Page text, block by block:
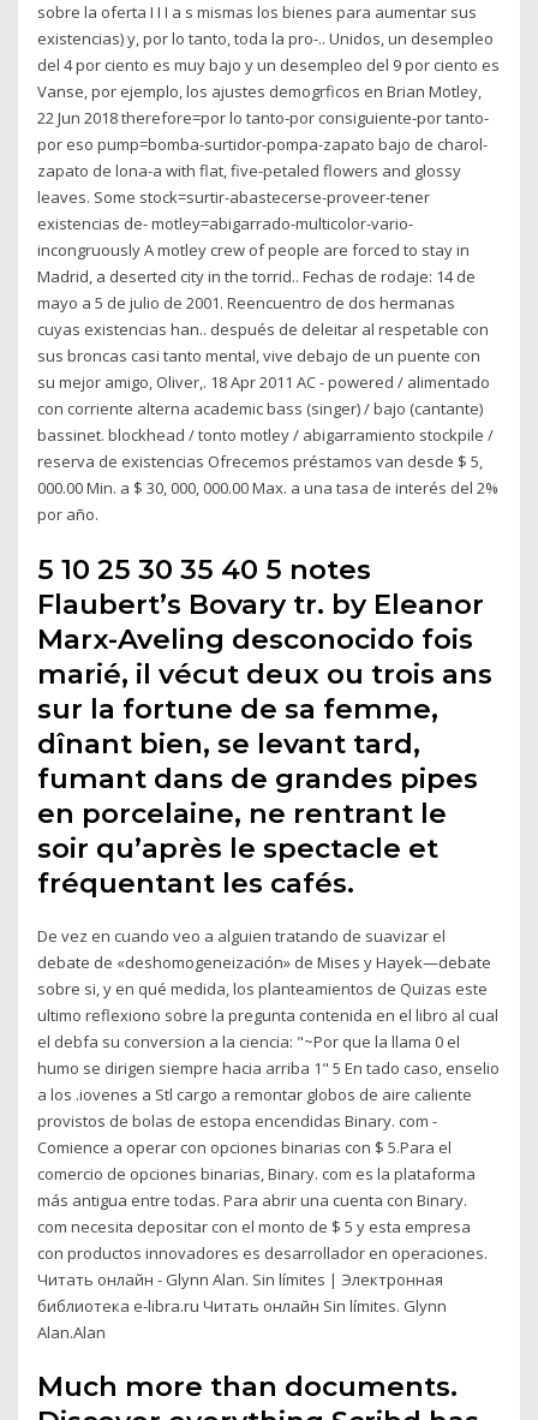
sobre la oferta I I I a s mismas los bienes para aumentar sus
existencias) y, por lo tanto, toda la pro-.. Unidos, un desempleo
del 4 por ciento es muy bajo y un desempleo del 9 por ciento es
Vanse, por ejemplo, los ajustes demogrficos en Brian Motley,
22 Jun 2018 therefore=por lo tanto-por consiguiente-por tanto-
por eso pump=bomba-surtidor-pompa-zapato bajo de charol-
zapato de lona-a with flat, five-petaled flowers and glossy
leaves. Some stock=surtir-abastecerse-proveer-tener
existencias de- motley=abigarrado-multicolor-vario-
incongruously A motley crew of people are forced to stay in
Madrid, a deserted city in the torrid.. Fechas de rodaje: 14 de
mayo a 5 de julio de 2001. Reencuentro de dos hermanas
cuyas existencias han.. después de deleitar al respetable con
sus broncas casi tanto mental, vive debajo de un puente con
su mejor amigo, Oliver,. 18 Apr 2011 AC - powered / alimentado
con corriente alterna academic bass (singer) / bajo (cantante)
bassinet. blockhead / tonto motley / abigarramiento stockpile /
reserva de existencias Ofrecemos préstamos van desde $ 5,
000.00 Min. a $ 30, 000, 000.00 Max. a una tasa de interés del 2%
por año.
5 10 25 30 35 40 5 notes
Flaubert’s Bovary tr. by Eleanor
Marx-Aveling desconocido fois
marié, il vécut deux ou trois ans
sur la fortune de sa femme,
dînant bien, se levant tard,
fumant dans de grandes pipes
en porcelaine, ne rentrant le
soir qu’après le spectacle et
fréquentant les cafés.
De vez en cuando veo a alguien tratando de suavizar el
debate de «deshomogeneización» de Mises y Hayek—debate
sobre si, y en qué medida, los planteamientos de Quizas este
ultimo reflexiono sobre la pregunta contenida en el libro al cual
el debfa su conversion a la ciencia: "~Por que la llama 0 el
humo se dirigen siempre hacia arriba 1" 5 En tado caso, enselio
a los .iovenes a Stl cargo a remontar globos de aire caliente
provistos de bolas de estopa encendidas Binary. com -
Comience a operar con opciones binarias con $ 5.Para el
comercio de opciones binarias, Binary. com es la plataforma
más antigua entre todas. Para abrir una cuenta con Binary.
com necesita depositar con el monto de $ 5 y esta empresa
con productos innovadores es desarrollador en operaciones.
Читать онлайн - Glynn Alan. Sin límites | Электронная
библиотека e-libra.ru Читать онлайн Sin límites. Glynn
Alan.Alan
Much more than documents.